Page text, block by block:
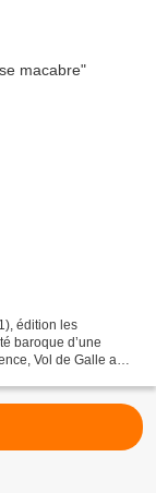
édition les
baroque d’une
Vol de Galle a